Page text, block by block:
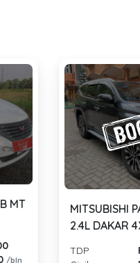
MT
/bln
MITSUBISHI
2.4L DAKAR
TDP